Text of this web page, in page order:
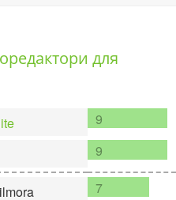
для
9
9
7